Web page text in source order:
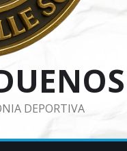
DEPORTIVA